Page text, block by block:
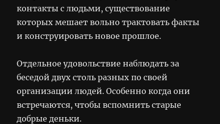
контакты с людьми, существование
которых мешает вольно трактовать факты
и конструировать новое прошлое.
Отдельное удовольствие наблюдать за
беседой двух столь разных по своей
организации людей. Особенно когда они
встречаются, чтобы вспомнить старые
добрые деньки.